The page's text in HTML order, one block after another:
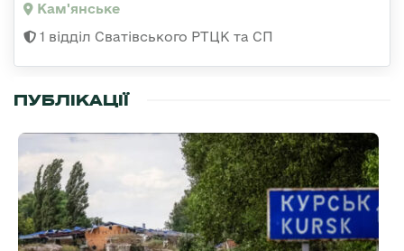
Кам'янське
1 відділ Сватівського РТЦК та СП
ПУБЛІКАЦІЇ